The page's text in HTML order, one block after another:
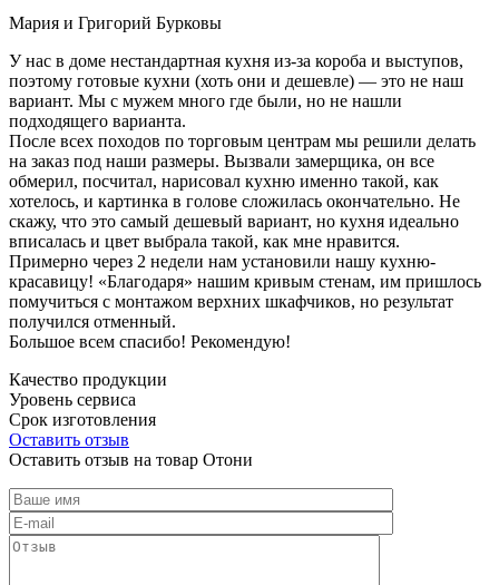
Мария и Григорий Бурковы
У нас в доме нестандартная кухня из-за короба и выступов,
поэтому готовые кухни (хоть они и дешевле) — это не наш
вариант. Мы с мужем много где были, но не нашли
подходящего варианта.
После всех походов по торговым центрам мы решили делать
на заказ под наши размеры. Вызвали замерщика, он все
обмерил, посчитал, нарисовал кухню именно такой, как
хотелось, и картинка в голове сложилась окончательно. Не
скажу, что это самый дешевый вариант, но кухня идеально
вписалась и цвет выбрала такой, как мне нравится.
Примерно через 2 недели нам установили нашу кухню-
красавицу! «Благодаря» нашим кривым стенам, им пришлось
помучиться с монтажом верхних шкафчиков, но результат
получился отменный.
Большое всем спасибо! Рекомендую!
Качество продукции
Уровень сервиса
Срок изготовления
Оставить отзыв
Оставить отзыв на товар Отони